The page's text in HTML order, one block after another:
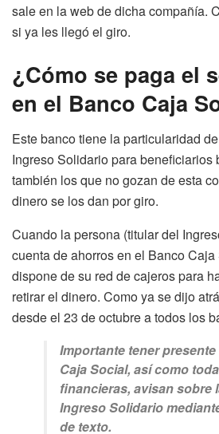
sale en la web de dicha compañía.
si ya les llegó el giro.
¿Cómo se paga el
en el Banco Caja
Este banco tiene la particularidad
Ingreso Solidario para beneficiarios
también los que no gozan de esta
dinero se los dan por giro.
Cuando la persona (titular del
cuenta de ahorros en el Banco
dispone de su red de cajeros para
retirar el dinero. Como ya se dijo
desde el 23 de octubre a todos los
Importante tener
Caja Social, así como
financieras, avisan sobre
Ingreso Solidario
de texto.